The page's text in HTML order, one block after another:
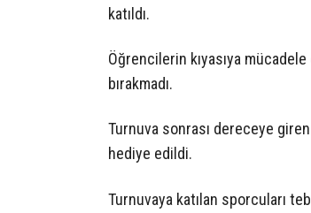
katıldı.
Öğrencilerin kıyasıya
bırakmadı.
Turnuva sonrası dereceye
hediye edildi.
Turnuvaya katılan sporcuları